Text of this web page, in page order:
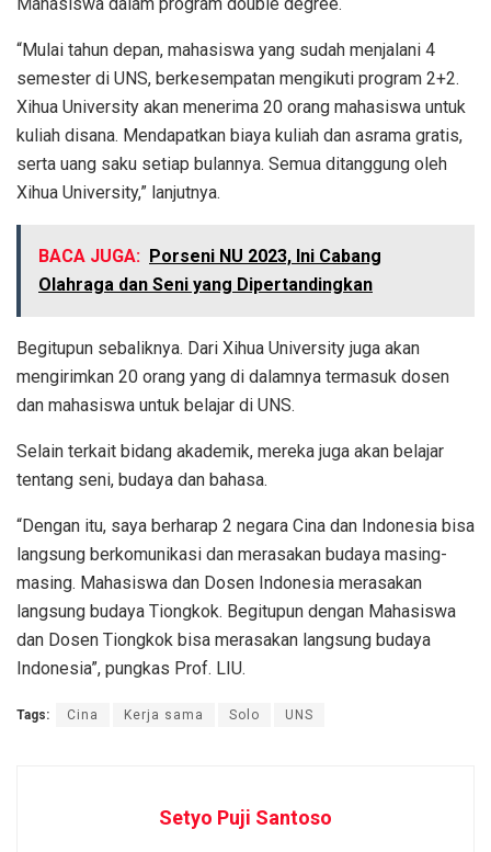
“Mulai tahun depan, mahasiswa yang sudah menjalani 4
semester di UNS, berkesempatan mengikuti program 2+2.
Xihua University akan menerima 20 orang mahasiswa untuk
kuliah disana. Mendapatkan biaya kuliah dan asrama gratis,
serta uang saku setiap bulannya. Semua ditanggung oleh
Xihua University,” lanjutnya.
BACA JUGA: Porseni NU 2023, Ini Cabang
Olahraga dan Seni yang Dipertandingkan
Begitupun sebaliknya. Dari Xihua University juga akan
mengirimkan 20 orang yang di dalamnya termasuk dosen
dan mahasiswa untuk belajar di UNS.
Selain terkait bidang akademik, mereka juga akan belajar
tentang seni, budaya dan bahasa.
“Dengan itu, saya berharap 2 negara Cina dan Indonesia bisa
langsung berkomunikasi dan merasakan budaya masing-
masing. Mahasiswa dan Dosen Indonesia merasakan
langsung budaya Tiongkok. Begitupun dengan Mahasiswa
dan Dosen Tiongkok bisa merasakan langsung budaya
Indonesia”, pungkas Prof. LIU.
Tags: Cina Kerja sama Solo UNS
Setyo Puji Santoso